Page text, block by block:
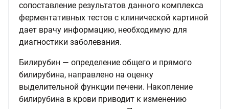
сопоставление результатов данного комплекса
ферментативных тестов с клинической картиной
дает врачу информацию, необходимую для
диагностики заболевания.
Билирубин — определение общего и прямого
билирубина, направлено на оценку
выделительной функции печени. Накопление
билирубина в крови приводит к изменению